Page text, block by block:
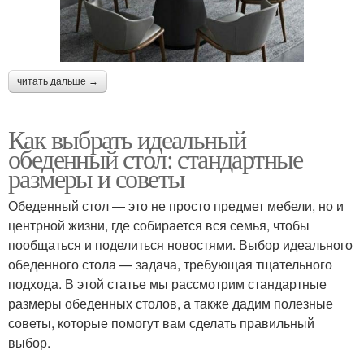
читать дальше →
Как выбрать идеальный
обеденный стол: стандартные
размеры и советы
Обеденный стол — это не просто предмет мебели, но и
центрной жизни, где собирается вся семья, чтобы
пообщаться и поделиться новостями. Выбор идеального
обеденного стола — задача, требующая тщательного
подхода. В этой статье мы рассмотрим стандартные
размеры обеденных столов, а также дадим полезные
советы, которые помогут вам сделать правильный
выбор.